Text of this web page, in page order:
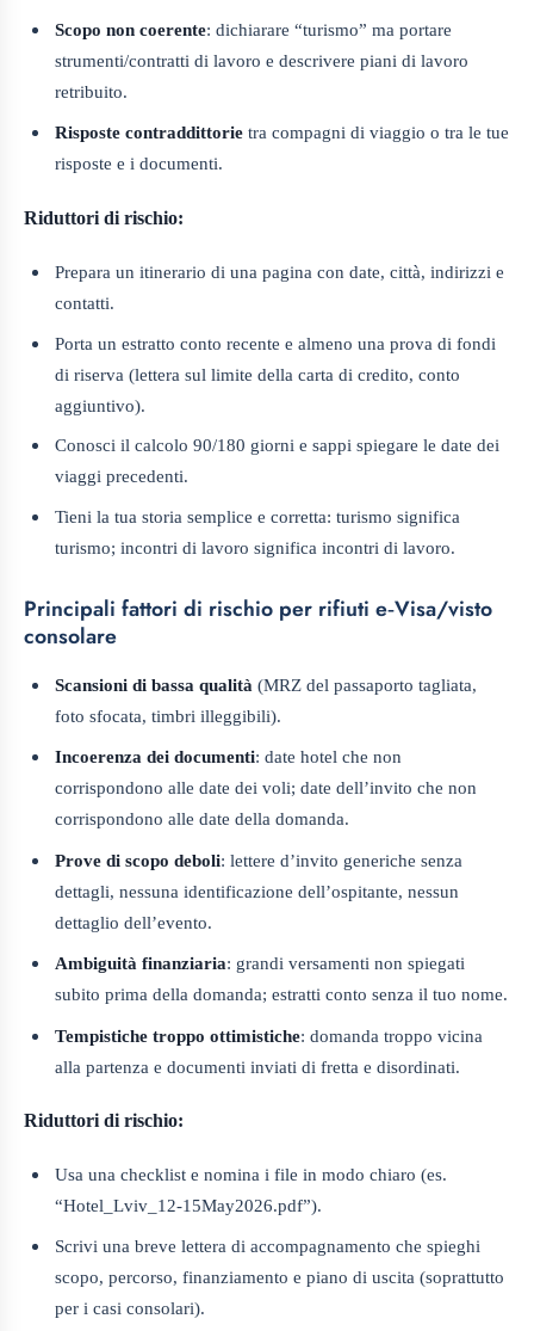
Scopo non coerente: dichiarare “turismo” ma portare
strumenti/contratti di lavoro e descrivere piani di lavoro
retribuito.
Risposte contraddittorie tra compagni di viaggio o tra le tue
risposte e i documenti.
Riduttori di rischio:
Prepara un itinerario di una pagina con date, città, indirizzi e
contatti.
Porta un estratto conto recente e almeno una prova di fondi
di riserva (lettera sul limite della carta di credito, conto
aggiuntivo).
Conosci il calcolo 90/180 giorni e sappi spiegare le date dei
viaggi precedenti.
Tieni la tua storia semplice e corretta: turismo significa
turismo; incontri di lavoro significa incontri di lavoro.
Principali fattori di rischio per rifiuti e‑Visa/visto
consolare
Scansioni di bassa qualità (MRZ del passaporto tagliata,
foto sfocata, timbri illeggibili).
Incoerenza dei documenti: date hotel che non
corrispondono alle date dei voli; date dell’invito che non
corrispondono alle date della domanda.
Prove di scopo deboli: lettere d’invito generiche senza
dettagli, nessuna identificazione dell’ospitante, nessun
dettaglio dell’evento.
Ambiguità finanziaria: grandi versamenti non spiegati
subito prima della domanda; estratti conto senza il tuo nome.
Tempistiche troppo ottimistiche: domanda troppo vicina
alla partenza e documenti inviati di fretta e disordinati.
Riduttori di rischio:
Usa una checklist e nomina i file in modo chiaro (es.
“Hotel_Lviv_12-15May2026.pdf”).
Scrivi una breve lettera di accompagnamento che spieghi
scopo, percorso, finanziamento e piano di uscita (soprattutto
per i casi consolari).